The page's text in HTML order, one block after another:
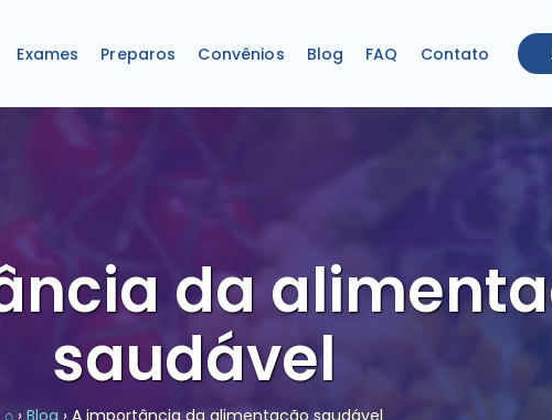
Exames Preparos Convênios Blog FAQ Contato
da
saudável
⌂› Blog› A importância da alimentação saudável